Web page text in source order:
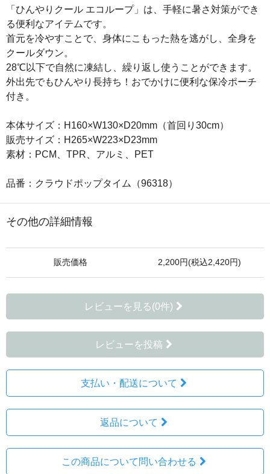
「ひんやりクール エコループ」は、手軽に暑さ対策ができ
る便利なアイテムです。
首元を冷やすことで、身体にこもった熱を逃がし、全身を
クールダウン。
28℃以下で自然に凍結し、繰り返し使うことができます。
外出先でもひんやり長持ち！おでかけに便利な保冷ポーチ
付き。
本体サイズ：H160×W130×D20mm（首回り30cm）
販売サイズ：H265×W223×D23mm
素材：PCM、TPR、アルミ、PET
品番：クラウドポップタイム（96318）
その他の詳細情報
販売価格 2,200円(税込2,420円)
レビューを見る(0件)
レビューを投稿
支払い・配送について
返品について
この商品について問い合わせる